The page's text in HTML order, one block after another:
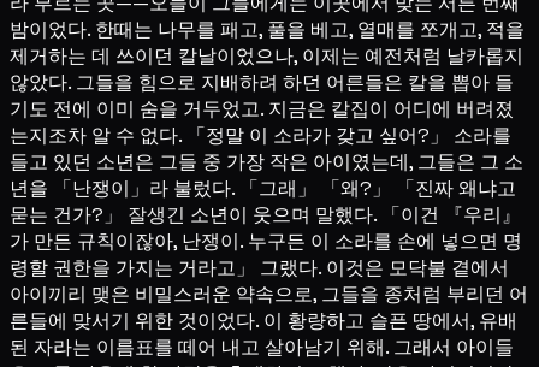
밤이었다. 한때는 나무를 패고, 풀을 베고, 열매를 쪼개고, 적을
제거하는 데 쓰이던 칼날이었으나, 이제는 예전처럼 날카롭지
않았다. 그들을 힘으로 지배하려 하던 어른들은 칼을 뽑아 들
기도 전에 이미 숨을 거두었고. 지금은 칼집이 어디에 버려졌
는지조차 알 수 없다. 「정말 이 소라가 갖고 싶어?」 소라를
들고 있던 소년은 그들 중 가장 작은 아이였는데, 그들은 그 소
년을 「난쟁이」라 불렀다. 「그래」 「왜?」 「진짜 왜냐고
묻는 건가?」 잘생긴 소년이 웃으며 말했다. 「이건 『우리』
가 만든 규칙이잖아, 난쟁이. 누구든 이 소라를 손에 넣으면 명
령할 권한을 가지는 거라고」 그랬다. 이것은 모닥불 곁에서
아이끼리 맺은 비밀스러운 약속으로, 그들을 종처럼 부리던 어
른들에 맞서기 위한 것이었다. 이 황량하고 슬픈 땅에서, 유배
된 자라는 이름표를 떼어 내고 살아남기 위해. 그래서 아이들